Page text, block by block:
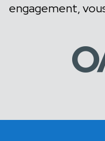
engagement,